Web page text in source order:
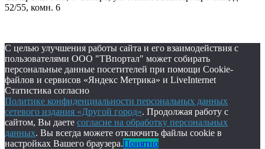
52/55, комн. 6
С целью улучшения работы сайта и его взаимодействия с
пользователями ООО "ТВпортал" может собирать
персональные данные посетителей при помощи Cookie-
файлов и сервисов «Яндекс Метрика» и LiveInternet
Статистика согласно
Политике конфиденциальности персональных данных
сетевого издания «Другой город». Продолжая работу с
сайтом, Вы даете согласие на обработку персональных
данных. Вы всегда можете отключить файлы cookie в
настройках Вашего браузера.Понятно